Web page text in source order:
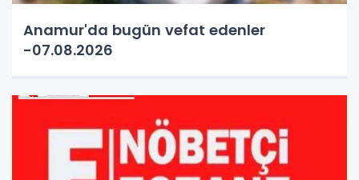
Anamur'da bugün vefat edenler
-07.08.2026